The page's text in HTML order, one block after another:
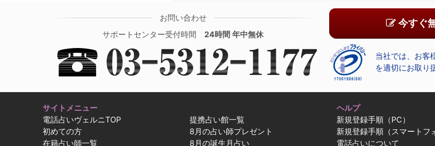
お問い合わせ
サポートセンター受付時間 24時間 年中無休
今すぐ
当社では、お客
を適切にお取り
サイトメニュー
電話占いヴェルニTOP
初めての方
在籍占い師一覧
提携占い館一覧
8月の占い師プレゼント
8月の誕生月占い
ヘルプ
新規登録手順（PC）
新規登録手順（スマートフ
電話占いについて